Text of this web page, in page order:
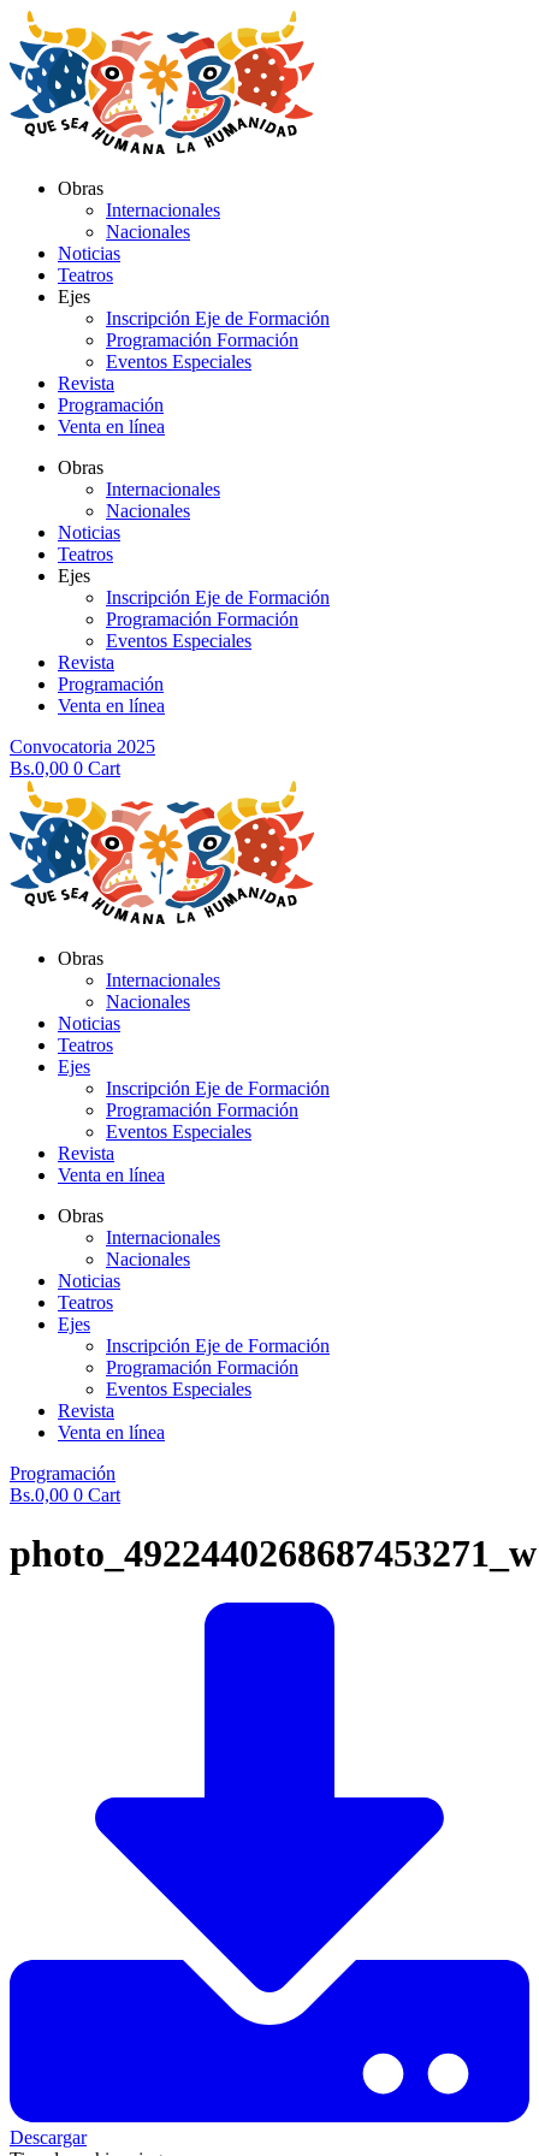
al
contenido
Obras
Internacionales
Nacionales
Noticias
Teatros
Ejes
Inscripción Eje de Formación
Programación Formación
Eventos Especiales
Revista
Programación
Venta en línea
Obras
Internacionales
Nacionales
Noticias
Teatros
Ejes
Inscripción Eje de Formación
Programación Formación
Eventos Especiales
Revista
Programación
Venta en línea
Convocatoria 2025
Bs.0,00 0 Cart
Obras
Internacionales
Nacionales
Noticias
Teatros
Ejes
Inscripción Eje de Formación
Programación Formación
Eventos Especiales
Revista
Venta en línea
Obras
Internacionales
Nacionales
Noticias
Teatros
Ejes
Inscripción Eje de Formación
Programación Formación
Eventos Especiales
Revista
Venta en línea
Programación
Bs.0,00 0 Cart
photo_4922440268687453271_w
Descargar